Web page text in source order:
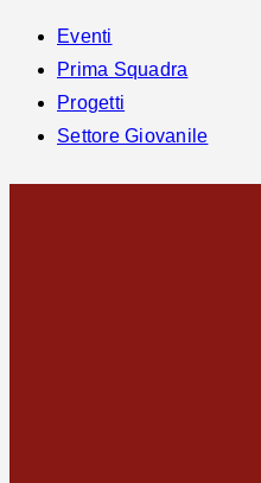
Eventi
Prima Squadra
Progetti
Settore Giovanile